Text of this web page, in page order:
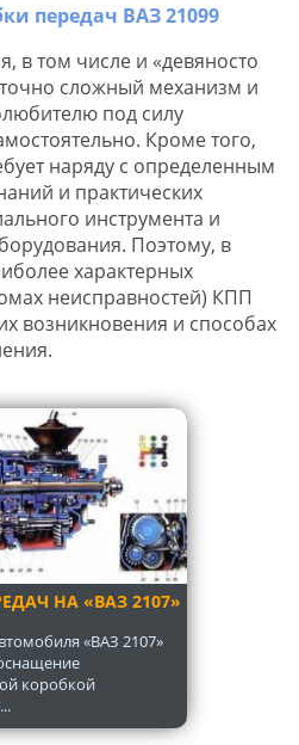
в том числе и «девяносто
сложный механизм и
под силу
Кроме того,
наряду с определенным
и практических
инструмента и
Поэтому, в
характерных
неисправностей) КПП
возникновения и способах
НА «ВАЗ 2107»
«ВАЗ 2107»
коробкой